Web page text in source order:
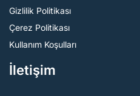
Gizlilik Politikası
Çerez Politikası
Kullanım Koşulları
İletişim